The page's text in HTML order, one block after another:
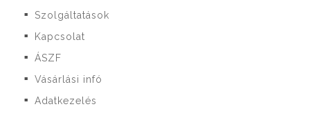
■ Szolgáltatások
■ Kapcsolat
■ ÁSZF
■ Vásárlási infó
■ Adatkezelés